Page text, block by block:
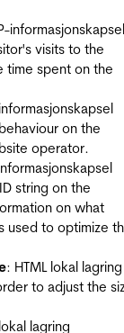
informasjonskapsel
visits to the
time spent on the
on the
operator.
string on the
on what
used to optimize
: HTML lokal lagring
to adjust the
lagring